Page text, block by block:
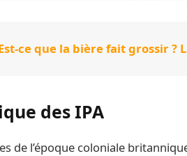
ce que la bière fait grossir ?
des IPA
de l’époque coloniale